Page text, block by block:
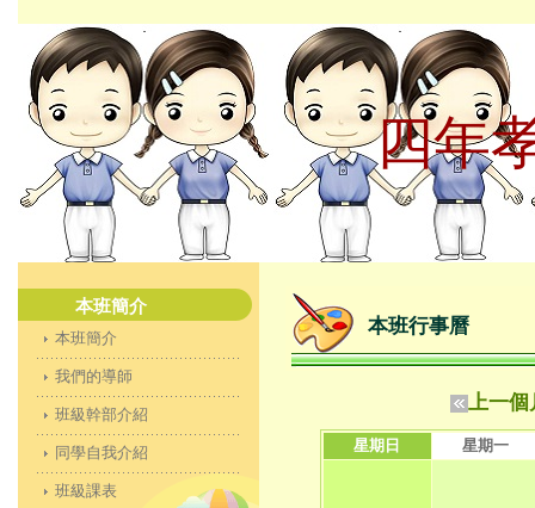
四年
本班簡介
本班簡介
我們的導師
班級幹部介紹
同學自我介紹
班級課表
本班行事曆
上一個
星期日 星期一